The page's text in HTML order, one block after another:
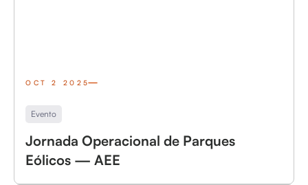
OCT 2 2025
Evento
Jornada Operacional de Parques
Eólicos — AEE